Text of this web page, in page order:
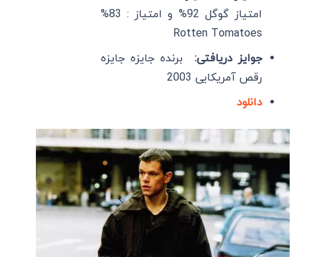
امتیاز گوگل 92% و امتیاز : 83%
Rotten Tomatoes
جوایز دریافتی: برنده جایزه جایزه
رقص آمریکایی 2003
دانلود